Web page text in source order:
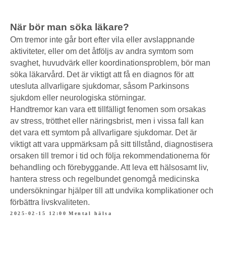
När bör man söka läkare?
Om tremor inte går bort efter vila eller avslappnande
aktiviteter, eller om det åtföljs av andra symtom som
svaghet, huvudvärk eller koordinationsproblem, bör man
söka läkarvård. Det är viktigt att få en diagnos för att
utesluta allvarligare sjukdomar, såsom Parkinsons
sjukdom eller neurologiska störningar.
Handtremor kan vara ett tillfälligt fenomen som orsakas
av stress, trötthet eller näringsbrist, men i vissa fall kan
det vara ett symtom på allvarligare sjukdomar. Det är
viktigt att vara uppmärksam på sitt tillstånd, diagnostisera
orsaken till tremor i tid och följa rekommendationerna för
behandling och förebyggande. Att leva ett hälsosamt liv,
hantera stress och regelbundet genomgå medicinska
undersökningar hjälper till att undvika komplikationer och
förbättra livskvaliteten.
2025-02-15 12:00 Mental hälsa